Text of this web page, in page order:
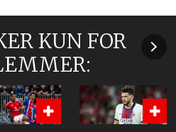
KUN FOR